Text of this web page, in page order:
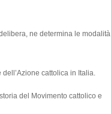
ne determina le modalità
cattolica in Italia.
del Movimento cattolico e